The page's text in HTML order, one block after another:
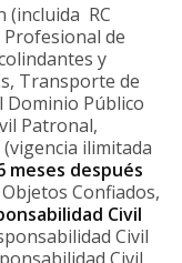
(incluida RC
de
y
Transporte de
Dominio Público
Patronal,
ilimitada
meses después
Confiados,
Civil
Civil